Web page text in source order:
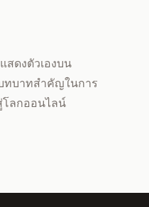
สดงตัวเองบน
ทบาทสำคัญในการ
ลกออนไลน์